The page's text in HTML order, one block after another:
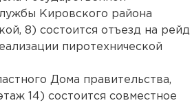
Кировского района
8) состоится отъезд на рейд
пиротехнической
Дома правительства,
14) состоится совместное